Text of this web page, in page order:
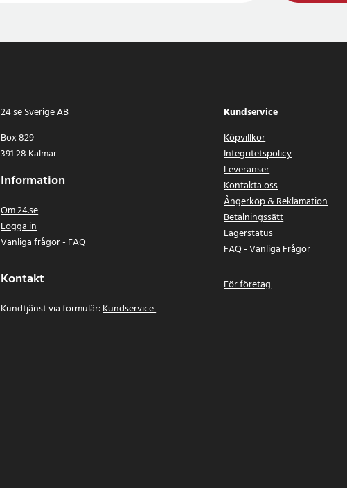
24 se Sverige AB
Box 829
391 28 Kalmar
Information
Om 24.se
Logga in
Vanliga frågor - FAQ
Kontakt
Kundtjänst via formulär:Kundservice
Kundservice
Köpvillkor
Integritetspolicy
Leveranser
Kontakta oss
Ångerköp & Reklamation
Betalningssätt
Lagerstatus
FAQ - Vanliga Frågor
För företag